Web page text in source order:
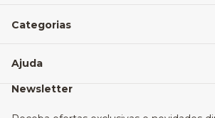
Categorias
Ajuda
Newsletter